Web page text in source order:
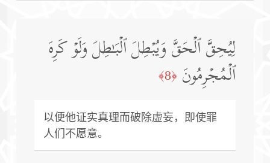
لِیُحِقَّ ٱلۡحَقَّ وَیُبۡطِلَ ٱلۡبَـٰطِلَ وَلَوۡ كَرِهَ
ٱلۡمُجۡرِمُونَ ﴿8﴾
以便他证实真理而破除虚妄，即使罪
人们不愿意。